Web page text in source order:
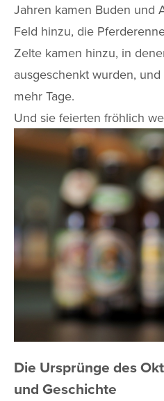
Jahren kamen Buden und
Feld hinzu, die
Zelte kamen hinzu, in
ausgeschenkt wurden,
mehr Tage.
Und sie feierten fröhlich
Die Ursprünge des
und Geschichte